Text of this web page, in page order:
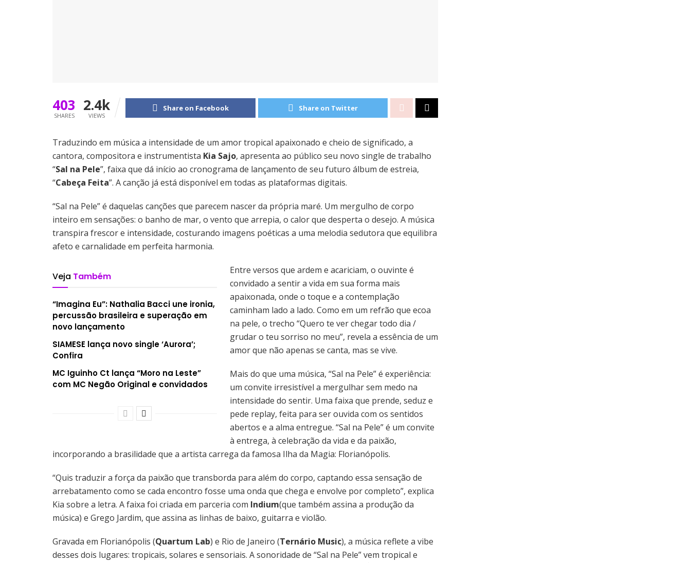
403
SHARES
2.4k
VIEWS
Share on Facebook Share on Twitter
Traduzindo em música a intensidade de um amor tropical apaixonado e cheio de significado, a
cantora, compositora e instrumentista Kia Sajo, apresenta ao público seu novo single de trabalho
“Sal na Pele”, faixa que dá início ao cronograma de lançamento de seu futuro álbum de estreia,
“Cabeça Feita”. A canção já está disponível em todas as plataformas digitais.
“Sal na Pele” é daquelas canções que parecem nascer da própria maré. Um mergulho de corpo
inteiro em sensações: o banho de mar, o vento que arrepia, o calor que desperta o desejo. A música
transpira frescor e intensidade, costurando imagens poéticas a uma melodia sedutora que equilibra
afeto e carnalidade em perfeita harmonia.
Veja Também
“Imagina Eu”: Nathalia Bacci une ironia,
percussão brasileira e superação em
novo lançamento
SIAMESE lança novo single ‘Aurora’;
Confira
MC Iguinho Ct lança “Moro na Leste”
com MC Negão Original e convidados
Entre versos que ardem e acariciam, o ouvinte é
convidado a sentir a vida em sua forma mais
apaixonada, onde o toque e a contemplação
caminham lado a lado. Como em um refrão que ecoa
na pele, o trecho “Quero te ver chegar todo dia /
grudar o teu sorriso no meu”, revela a essência de um
amor que não apenas se canta, mas se vive.
Mais do que uma música, “Sal na Pele” é experiência:
um convite irresistível a mergulhar sem medo na
intensidade do sentir. Uma faixa que prende, seduz e
pede replay, feita para ser ouvida com os sentidos
abertos e a alma entregue. “Sal na Pele” é um convite
à entrega, à celebração da vida e da paixão,
incorporando a brasilidade que a artista carrega da famosa Ilha da Magia: Florianópolis.
“Quis traduzir a força da paixão que transborda para além do corpo, captando essa sensação de
arrebatamento como se cada encontro fosse uma onda que chega e envolve por completo”, explica
Kia sobre a letra. A faixa foi criada em parceria com Indium(que também assina a produção da
música) e Grego Jardim, que assina as linhas de baixo, guitarra e violão.
Gravada em Florianópolis (Quartum Lab) e Rio de Janeiro (Ternário Music), a música reflete a vibe
desses dois lugares: tropicais, solares e sensoriais. A sonoridade de “Sal na Pele” vem tropical e